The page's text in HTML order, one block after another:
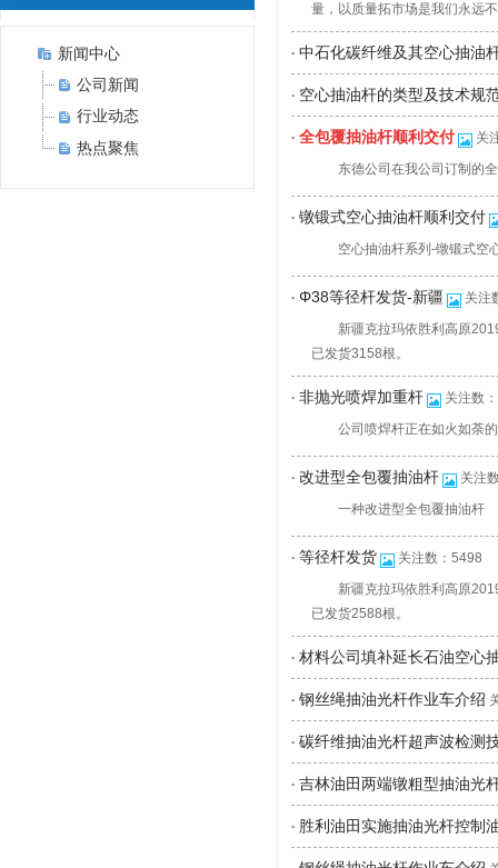
新闻中心
公司新闻
行业动态
热点聚焦
量，以质量拓市场是我们永远
· 中石化碳纤维及其空心抽油
· 空心抽油杆的类型及技术规
· 全包覆抽油杆顺利交付
关
东德公司在我公司订制的
· 镦锻式空心抽油杆顺利交付
空心抽油杆系列-镦锻式空
· Φ38等径杆发货-新疆
关注
新疆克拉玛依胜利高原
已发货3158根。
· 非抛光喷焊加重杆
关注数
公司喷焊杆正在如火如荼
· 改进型全包覆抽油杆
关注
一种改进型全包覆抽油杆
· 等径杆发货
关注数：5498
新疆克拉玛依胜利高原
已发货2588根。
· 材料公司填补延长石油空心
· 钢丝绳抽油光杆作业车介绍
· 碳纤维抽油光杆超声波检测
· 吉林油田两端镦粗型抽油光
· 胜利油田实施抽油光杆控制